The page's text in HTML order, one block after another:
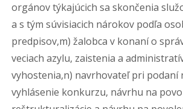
orgánov týkajúcich sa skončenia
a s tým súvisiacich nárokov podľa
predpisov,m) žalobca v konaní o
veciach azylu, zaistenia a
vyhostenia,n) navrhovateľ pri podaní
vyhlásenie konkurzu, návrhu na